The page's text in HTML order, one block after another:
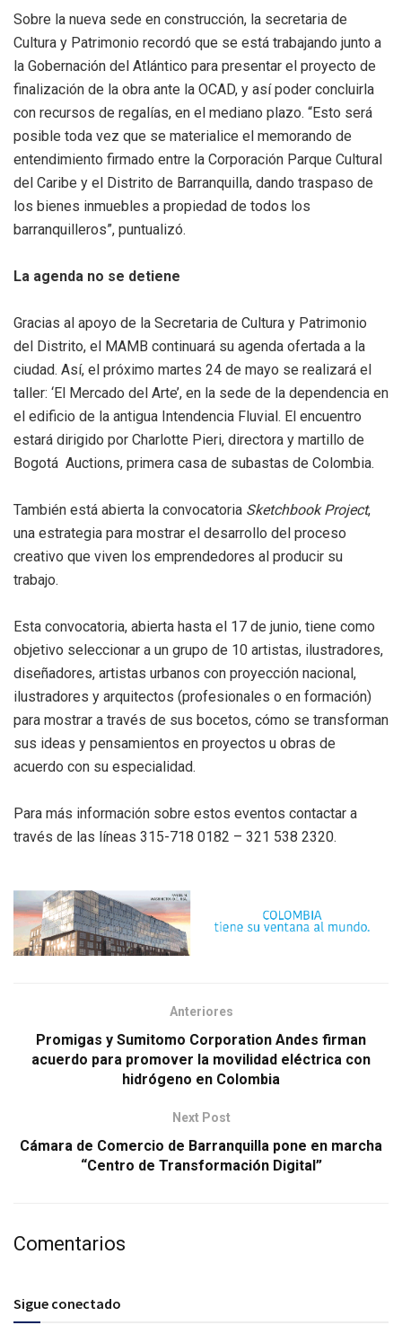
Sobre la nueva sede en construcción, la secretaria de
Cultura y Patrimonio recordó que se está trabajando junto a
la Gobernación del Atlántico para presentar el proyecto de
finalización de la obra ante la OCAD, y así poder concluirla
con recursos de regalías, en el mediano plazo. “Esto será
posible toda vez que se materialice el memorando de
entendimiento firmado entre la Corporación Parque Cultural
del Caribe y el Distrito de Barranquilla, dando traspaso de
los bienes inmuebles a propiedad de todos los
barranquilleros”, puntualizó.
La agenda no se detiene
Gracias al apoyo de la Secretaria de Cultura y Patrimonio
del Distrito, el MAMB continuará su agenda ofertada a la
ciudad. Así, el próximo martes 24 de mayo se realizará el
taller: ‘El Mercado del Arte’, en la sede de la dependencia en
el edificio de la antigua Intendencia Fluvial. El encuentro
estará dirigido por Charlotte Pieri, directora y martillo de
Bogotá Auctions, primera casa de subastas de Colombia.
También está abierta la convocatoria Sketchbook Project,
una estrategia para mostrar el desarrollo del proceso
creativo que viven los emprendedores al producir su
trabajo.
Esta convocatoria, abierta hasta el 17 de junio, tiene como
objetivo seleccionar a un grupo de 10 artistas, ilustradores,
diseñadores, artistas urbanos con proyección nacional,
ilustradores y arquitectos (profesionales o en formación)
para mostrar a través de sus bocetos, cómo se transforman
sus ideas y pensamientos en proyectos u obras de
acuerdo con su especialidad.
Para más información sobre estos eventos contactar a
través de las líneas 315-718 0182 – 321 538 2320.
Anteriores
Promigas y Sumitomo Corporation Andes firman
acuerdo para promover la movilidad eléctrica con
hidrógeno en Colombia
Next Post
Cámara de Comercio de Barranquilla pone en marcha
“Centro de Transformación Digital”
Comentarios
Sigue conectado